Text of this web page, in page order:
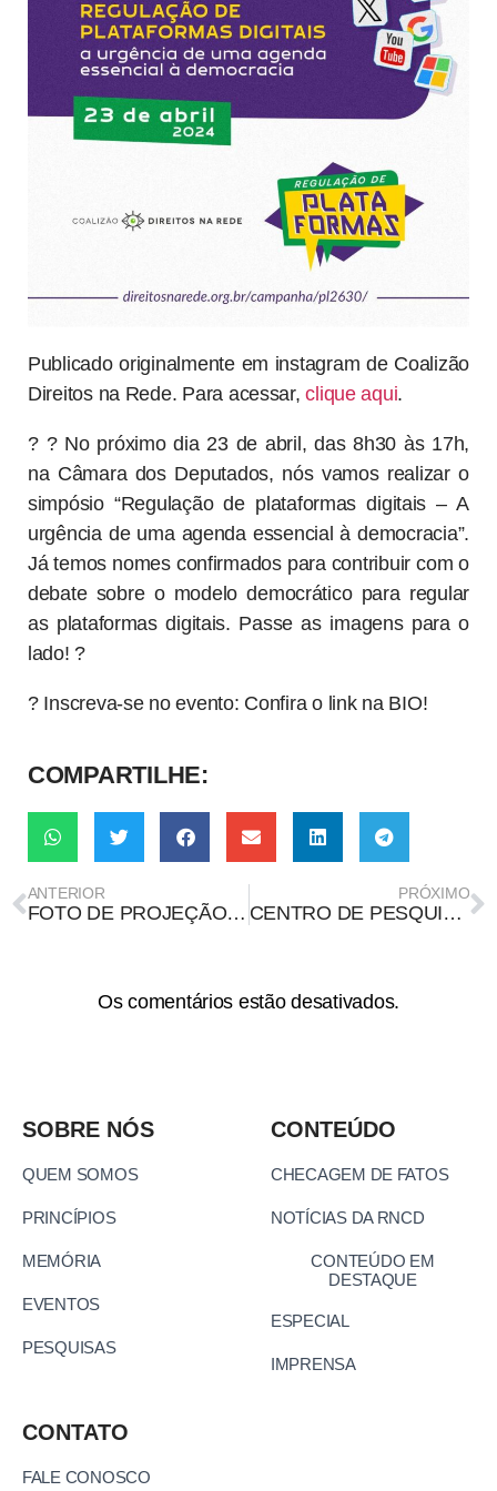
Publicado originalmente em instagram de Coalizão
Direitos na Rede. Para acessar,clique aqui.
? ? No próximo dia 23 de abril, das 8h30 às 17h,
na Câmara dos Deputados, nós vamos realizar o
simpósio “Regulação de plataformas digitais – A
urgência de uma agenda essencial à democracia”.
Já temos nomes confirmados para contribuir com o
debate sobre o modelo democrático para regular
as plataformas digitais. Passe as imagens para o
lado! ?
? Inscreva-se no evento: Confira o link na BIO!
COMPARTILHE:
ANTERIOR
FOTO DE PROJEÇÃO EM PRÉDIO DE NOVA YORK PEDINDO A PRISÃO DE LULA É MONTAGEM
PRÓXIMO
CENTRO DE PESQUISA DA USP REALIZA SEMINÁRIO SOBRE DATIFICAÇÃO DA ATIVIDADE DE TRABALHO DE COMUNICADORES
Os comentários estão desativados.
SOBRE NÓS
QUEM SOMOS
PRINCÍPIOS
MEMÓRIA
EVENTOS
PESQUISAS
CONTEÚDO
CHECAGEM DE FATOS
NOTÍCIAS DA RNCD
CONTEÚDO EM
DESTAQUE
ESPECIAL
IMPRENSA
CONTATO
FALE CONOSCO